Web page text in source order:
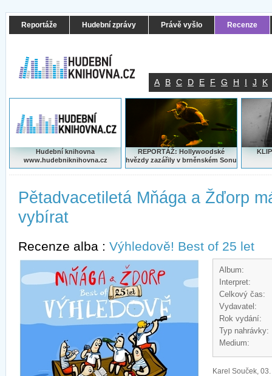
Reportáže Hudební zprávy Právě vyšlo Recenze
A B C D E F G H I J K
Hudební knihovna
www.hudebniknihovna.cz
REPORTÁŽ: Hollywoodské
hvězdy zazářily v brněnském Sonu
Pětadvacetiletá Mňága a Žďorp
vybírat
Recenze alba : Výhledově! Best of 25 let
Album:
Interpret:
Celkový čas:
Vydavatel:
Rok vydání:
Typ nahrávky:
Medium:
Karel Souček,